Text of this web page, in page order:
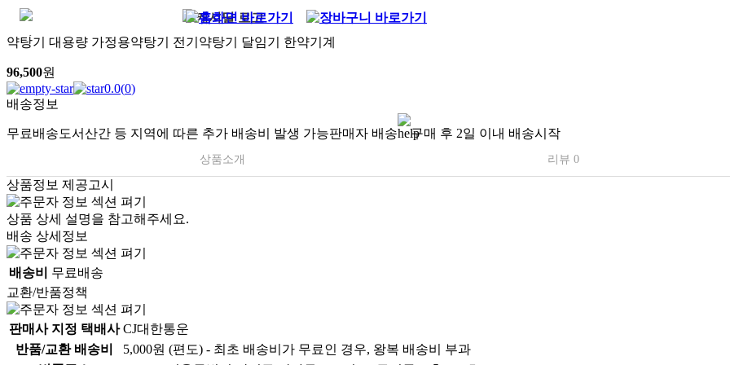
약탕기 대용량 가정용약탕기 전기약탕기 달임기 한약기계
96,500원
0.0(0)
배송정보
무료배송도서산간 등 지역에 따른 추가 배송비 발생 가능판매자 배송 구매 후 2일 이내 배송시작
상품소개 리뷰 0
상품정보 제공고시
상품 상세 설명을 참고해주세요.
배송 상세정보
배송비
무료배송
교환/반품정책
판매사 지정 택배사 CJ대한통운
반품/교환 배송비
5,000원 (편도) - 최초 배송비가 무료인 경우, 왕복 배송비 부과